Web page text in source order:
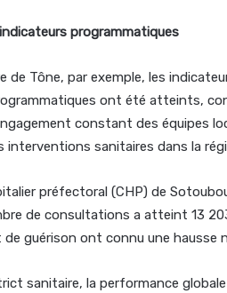
programmatiques
de Tône, par exemple, les
ont été atteints,
constant des équipes
interventions sanitaires dans la
préfectoral (CHP) de
de consultations a atteint 13
guérison ont connu une hausse
sanitaire, la performance